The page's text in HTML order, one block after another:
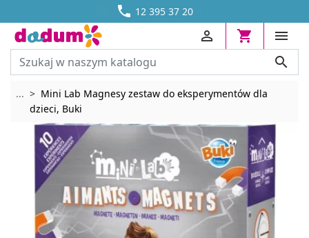
 12 395 37 20
DOSTAWA OD 13,70 ZŁ





... Rozwiń breadcrumbs
Mini Lab Magnesy zestaw do eksperymentów dla
dzieci, Buki